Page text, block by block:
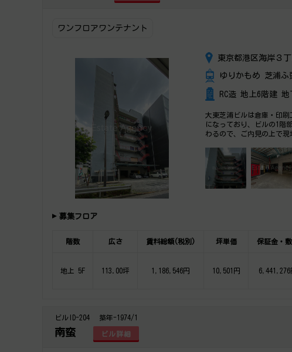
ワンフロアワンテナント
東京都港区海岸３
ゆりかもめ 芝浦ふ
RC造 地上6階建 地
大東芝浦ビルは倉庫・印
になっており、ビルの1階
わるので、ご内見の上で
募集フロア
階数 広さ 賃料総額(税別) 坪単価 保証金・敷
地上 5F 113.00坪 1,186,546円 10,501円 6,441,276
ビルID-204 築年-1974/1
南蛮 ビル詳細